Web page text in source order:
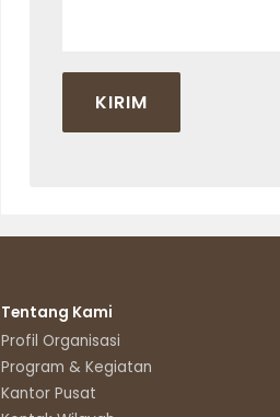
Tentang Kami
Profil Organisasi
Program & Kegiatan
Kantor Pusat